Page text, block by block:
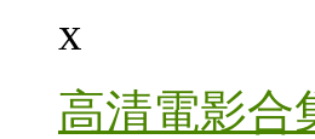
x
高清電影合